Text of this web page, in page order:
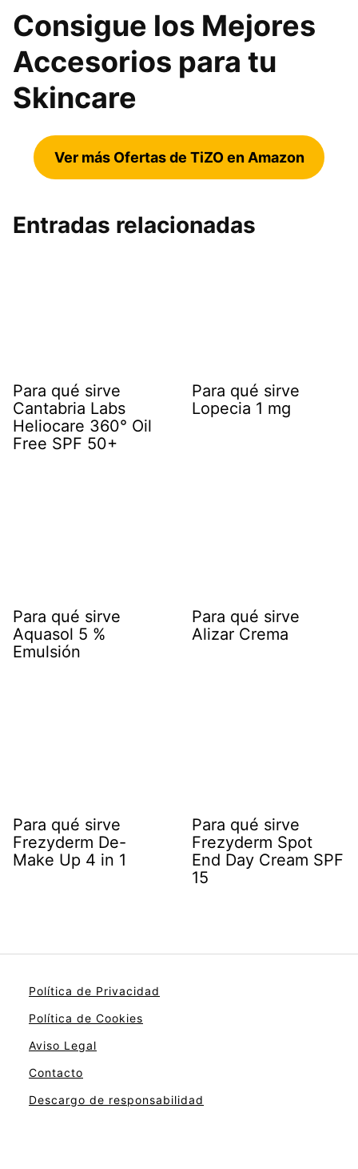
Consigue los Mejores
Accesorios para tu
Skincare
Ver más Ofertas de TiZO en Amazon
Entradas relacionadas
Para qué sirve
Cantabria Labs
Heliocare 360° Oil
Free SPF 50+
Para qué sirve
Lopecia 1 mg
Para qué sirve
Aquasol 5 %
Emulsión
Para qué sirve
Alizar Crema
Para qué sirve
Frezyderm De-
Make Up 4 in 1
Para qué sirve
Frezyderm Spot
End Day Cream SPF
15
Política de Privacidad
Política de Cookies
Aviso Legal
Contacto
Descargo de responsabilidad